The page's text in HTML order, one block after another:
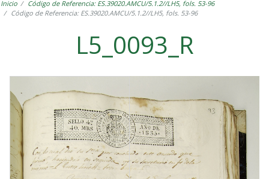
Inicio
Código de Referencia: ES.39020.AMCU/5.1.2//LH5, fols. 53-96
Código de Referencia: ES.39020.AMCU/5.1.2//LH5, fols. 53-96
L5_0093_R